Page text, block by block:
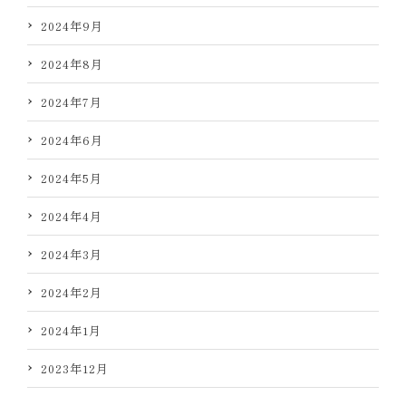
2024年9月
2024年8月
2024年7月
2024年6月
2024年5月
2024年4月
2024年3月
2024年2月
2024年1月
2023年12月